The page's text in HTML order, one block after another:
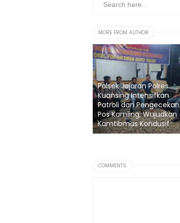
MORE FROM AUTHOR
Polsek Jajaran Polres
Kuansing Intensifkan
Patroli dan Pengecekan
Pos Kamling, Wujudkan
Kamtibmas Kondusif
COMMENTS